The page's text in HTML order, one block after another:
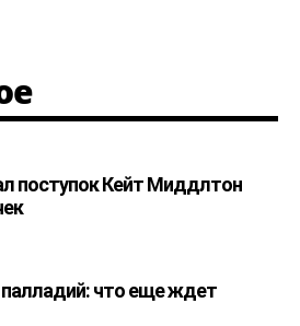
поступок Кейт Миддлтон
что еще ждет